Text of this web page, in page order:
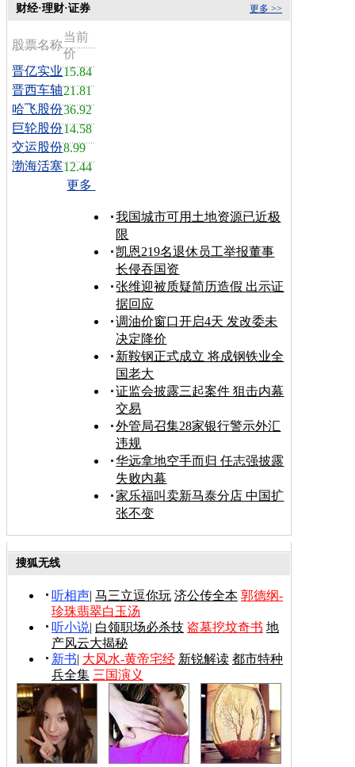
更多 >>
财经·理财·证券
股票名称
当前
价
晋亿实业15.84
晋西车轴21.81
哈飞股份36.92
巨轮股份14.58
交运股份8.99
渤海活塞12.44
更多
我国城市可用土地资源已近极
限
凯恩219名退休员工举报董事
长侵吞国资
张维迎被质疑简历造假 出示证
据回应
调油价窗口开启4天 发改委未
决定降价
新鞍钢正式成立 将成钢铁业全
国老大
证监会披露三起案件 狙击内幕
交易
外管局召集28家银行警示外汇
违规
华远拿地空手而归 任志强披露
失败内幕
家乐福叫卖新马泰分店 中国扩
张不变
搜狐无线
听相声| 马三立逗你玩 济公传全本 郭德纲-
珍珠翡翠白玉汤
听小说| 白领职场必杀技 盗墓挖坟奇书 地
产风云大揭秘
新书| 大风水-黄帝宅经 新锐解读 都市特种
兵全集 三国演义